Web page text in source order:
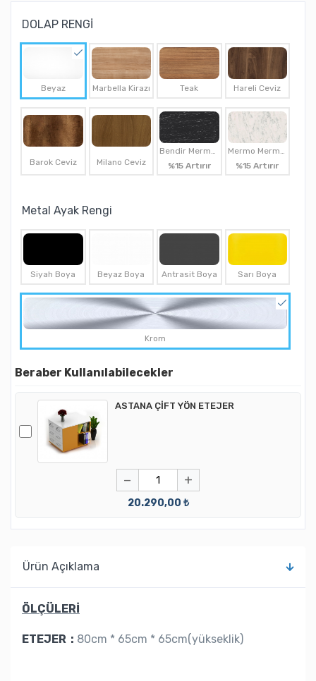
DOLAP RENGİ
Beyaz Marbella Kirazı Teak Hareli Ceviz
Barok Ceviz Milano Ceviz
Bendir Mermer
%15 Artırır
Mermo Mermer
%15 Artırır
Metal Ayak Rengi
Siyah Boya Beyaz Boya Antrasit Boya Sarı Boya
Krom
Beraber Kullanılabilecekler
ASTANA ÇİFT YÖN ETEJER
− +
20.290,00 ₺
Ürün Açıklama
ÖLÇÜLERİ
ETEJER : 80cm * 65cm * 65cm(yükseklik)